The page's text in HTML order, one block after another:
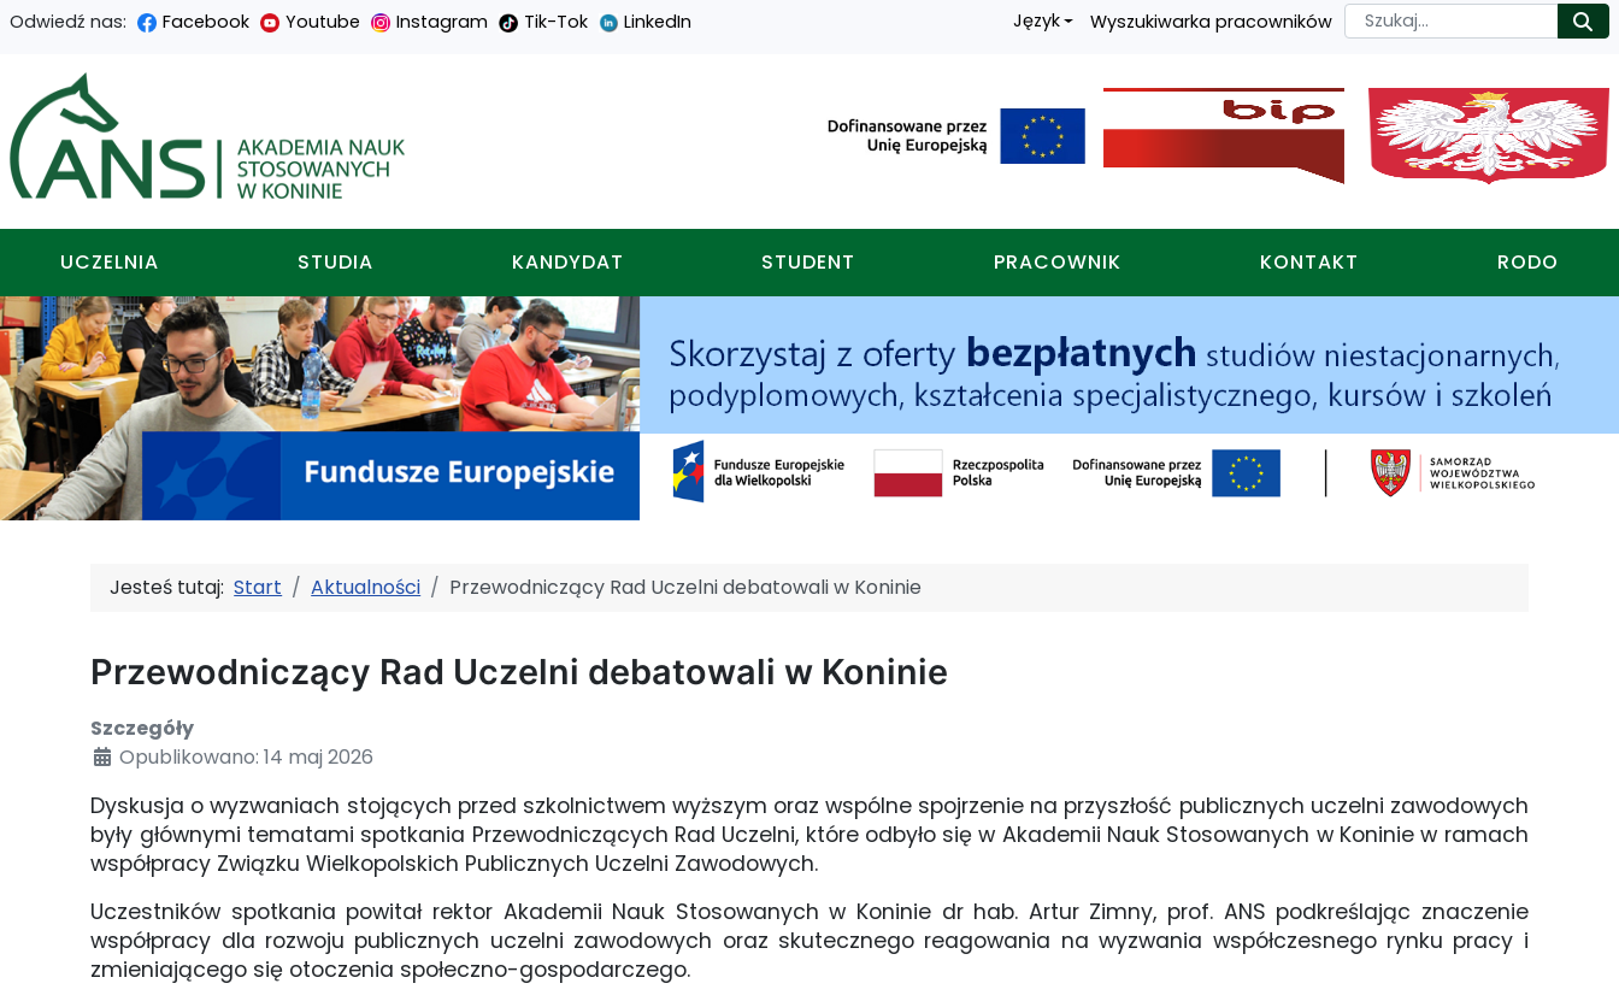
Przejdź
do
treści
głównej
Przejdź
do
menu
nawigacyjnego
Przejdź
do
wyszukiwarki
Przejdź
do
mapy
strony
Odwiedź nas: Facebook Youtube Instagram Tik-Tok LinkedIn Język Wyszukiwarka pracowników Szukaj
Akademia nauk stosowanych w koninie
UCZELNIA STUDIA KANDYDAT STUDENT PRACOWNIK KONTAKT RODO
Jesteś tutaj:Start Aktualności Przewodniczący Rad Uczelni debatowali w Koninie
Przewodniczący Rad Uczelni debatowali w Koninie
Szczegóły
Opublikowano: 14 maj 2026
Dyskusja o wyzwaniach stojących przed szkolnictwem wyższym oraz wspólne spojrzenie na przyszłość publicznych uczelni zawodowych
były głównymi tematami spotkania Przewodniczących Rad Uczelni, które odbyło się w Akademii Nauk Stosowanych w Koninie w ramach
współpracy Związku Wielkopolskich Publicznych Uczelni Zawodowych.
Uczestników spotkania powitał rektor Akademii Nauk Stosowanych w Koninie dr hab. Artur Zimny, prof. ANS podkreślając znaczenie
współpracy dla rozwoju publicznych uczelni zawodowych oraz skutecznego reagowania na wyzwania współczesnego rynku pracy i
zmieniającego się otoczenia społeczno-gospodarczego.